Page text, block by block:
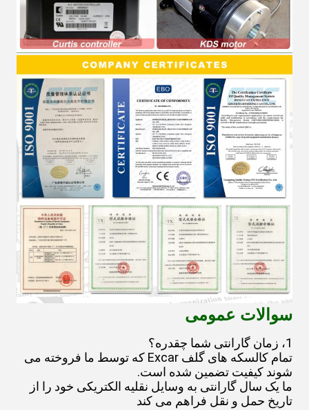
سوالات عمومی
1، زمان گارانتی شما چقدره؟
تمام کالسکه های گلف Excar که توسط ما فروخته می
شوند کیفیت تضمین شده است.
ما یک سال گارانتی به وسایل نقلیه الکتریکی خود را از
تاریخ حمل و نقل فراهم می کند